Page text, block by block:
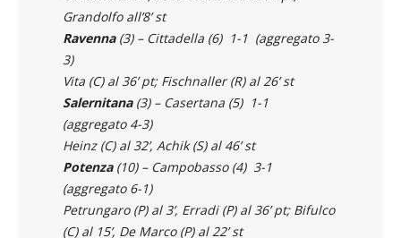
Cerbone al 37’, autorete di Ori al 44’ pt;
Grandolfo all’8’ st
Ravenna
3)
Vita (C) al 36’ pt; Fischnaller (R) al 26’ st
Salernitana (3) – Casertana (5) 1-1
(aggregato 4-3)
Heinz (C) al 32’, Achik (S) al 46’ st
Potenza(10) – Campobasso (4) 3-1
(aggregato 6-1)
Petrungaro (P) al 3’, Erradi (P) al 36’ pt; Bifulco